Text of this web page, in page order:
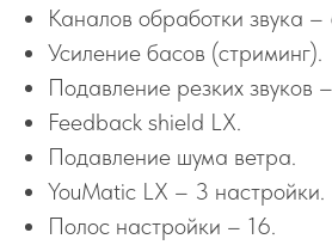
Каналов обработки звука –
Усиление басов (стриминг).
Подавление резких звуков
Feedback shield LX.
Подавление шума ветра.
YouMatic LX – 3 настройки.
Полос настройки – 16.